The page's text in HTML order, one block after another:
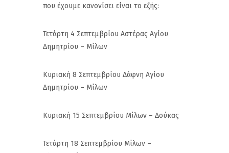
που έχουμε κανονίσει είναι το εξής:
Τετάρτη 4 Σεπτεμβρίου Αστέρας Αγίου
Δημητρίου – Μίλων
Κυριακή 8 Σεπτεμβρίου Δάφνη Αγίου
Δημητρίου – Μίλων
Κυριακή 15 Σεπτεμβρίου Μίλων – Δούκας
Τετάρτη 18 Σεπτεμβρίου Μίλων –